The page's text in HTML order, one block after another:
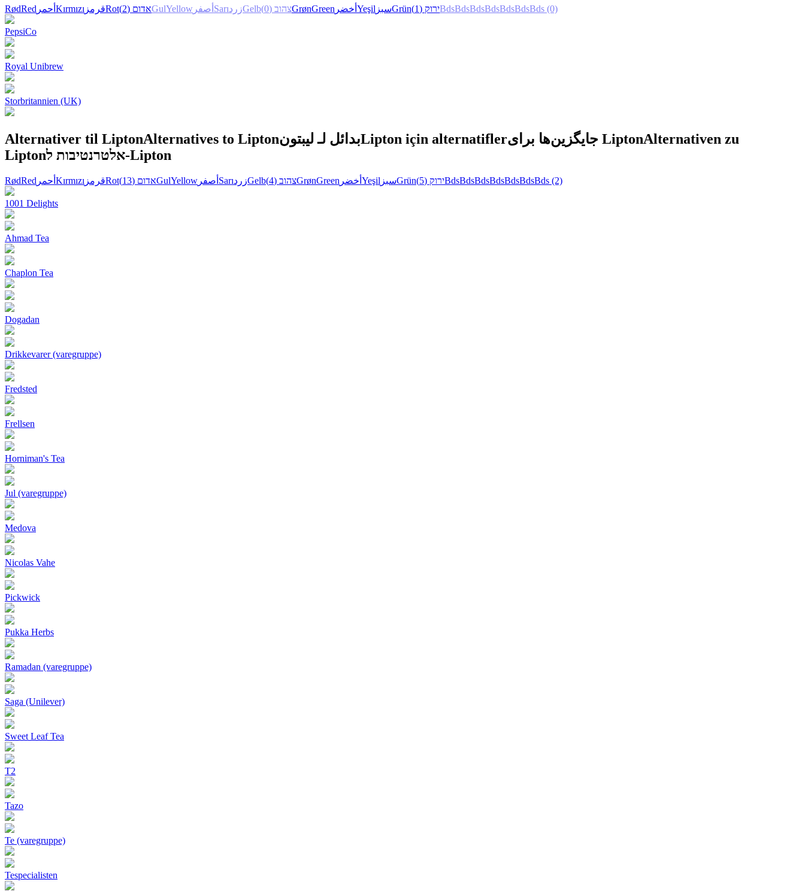
RødRed أحمر Kırmızı قرمزRot אדום (2) GulYellow أصفر SarıزردGelb צהוב (0) GrønGreen أخضر Yeşil سبزGrün ירוק (1) BdsBdsBdsBdsBdsBdsBds (0)
PepsiCo
Royal Unibrew
Storbritannien (UK)
Alternativer til LiptonAlternatives to Liptonبدائل لـ ليبتونLipton için alternatifler جایگزین‌ها برای LiptonAlternativen zu
Lipton
אלטרנטיבות ל-Lipton
RødRed أحمر Kırmızı قرمزRot אדום (13) GulYellow أصفر SarıزردGelb צהוב (4) GrønGreen أخضر Yeşil سبزGrün ירוק (5) BdsBdsBdsBdsBdsBdsBds (2)
1001 Delights
Ahmad Tea
Chaplon Tea
Dogadan
Drikkevarer (varegruppe)
Fredsted
Frellsen
Horniman's Tea
Jul (varegruppe)
Medova
Nicolas Vahe
Pickwick
Pukka Herbs
Ramadan (varegruppe)
Saga (Unilever)
Sweet Leaf Tea
T2
Tazo
Te (varegruppe)
Tespecialisten